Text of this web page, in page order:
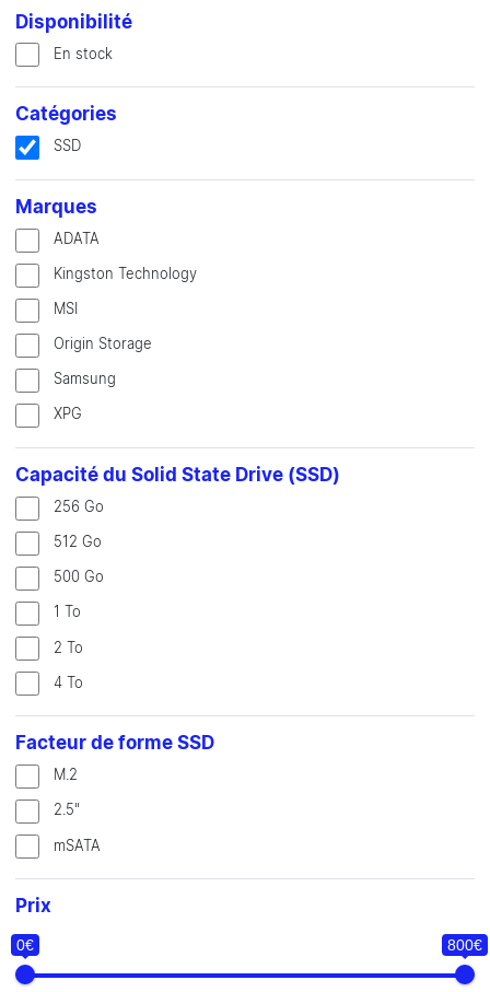
Disponibilité
En stock
Catégories
SSD
Marques
ADATA
Kingston Technology
MSI
Origin Storage
Samsung
XPG
Capacité du Solid State Drive (SSD)
256 Go
512 Go
500 Go
1 To
2 To
4 To
Facteur de forme SSD
M.2
2.5"
mSATA
Prix
0€ 800€